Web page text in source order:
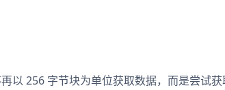
以 256 字节块为单位获取数据，而是尝试